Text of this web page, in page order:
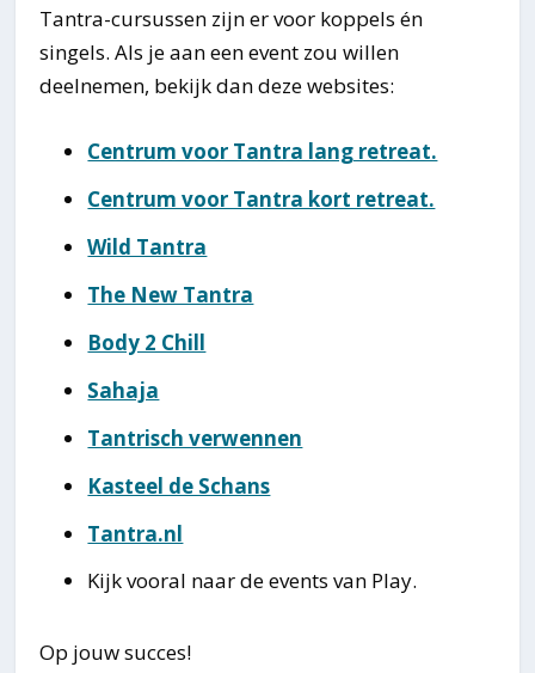
Tantra-cursussen zijn er voor koppels én
singels. Als je aan een event zou willen
deelnemen, bekijk dan deze websites:
Centrum voor Tantra lang retreat.
Centrum voor Tantra kort retreat.
Wild Tantra
The New Tantra
Body 2 Chill
Sahaja
Tantrisch verwennen
Kasteel de Schans
Tantra.nl
Kijk vooral naar de events van Play.
Op jouw succes!